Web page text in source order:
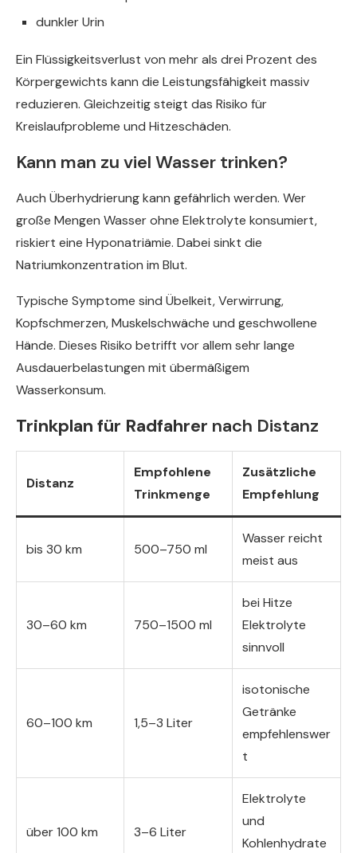
dunkler Urin
Ein Flüssigkeitsverlust von mehr als drei Prozent des
Körpergewichts kann die Leistungsfähigkeit massiv
reduzieren. Gleichzeitig steigt das Risiko für
Kreislaufprobleme und Hitzeschäden.
Kann man zu viel Wasser trinken?
Auch Überhydrierung kann gefährlich werden. Wer
große Mengen Wasser ohne Elektrolyte konsumiert,
riskiert eine Hyponatriämie. Dabei sinkt die
Natriumkonzentration im Blut.
Typische Symptome sind Übelkeit, Verwirrung,
Kopfschmerzen, Muskelschwäche und geschwollene
Hände. Dieses Risiko betrifft vor allem sehr lange
Ausdauerbelastungen mit übermäßigem
Wasserkonsum.
Trinkplan für Radfahrer nach Distanz
Distanz
Empfohlene
Trinkmenge
Zusätzliche
Empfehlung
bis 30 km 500–750 ml
Wasser reicht
meist aus
30–60 km 750–1500 ml
bei Hitze
Elektrolyte
sinnvoll
60–100 km 1,5–3 Liter
isotonische
Getränke
empfehlenswer
t
über 100 km 3–6 Liter
Elektrolyte
und
Kohlenhydrate